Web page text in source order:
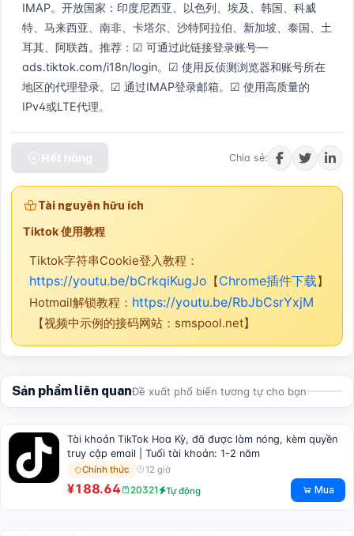
IMAP。开放国家：印度尼西亚、以色列、埃及、韩国、科威
特、马来西亚、南非、卡塔尔、沙特阿拉伯、新加坡、泰国、土
耳其、阿联酋。推荐：☑ 可通过此链接登录账号—
ads.tiktok.com/i18n/login。☑ 使用反侦测浏览器和账号所在
地区的代理登录。☑ 通过IMAP登录邮箱。☑ 使用高质量的
IPv4或LTE代理。
Hết hàng Chia sẻ:
Tài nguyên hữu ích
Tiktok 使用教程
Tiktok字符串Cookie登入教程：
https://youtu.be/bCrkqiKugJo 【Chrome插件下载】
Hotmail解锁教程： https://youtu.be/RbJbCsrYxjM
【视频中示例的接码网站：smspool.net】
Sản phẩm liên quanĐề xuất phổ biến tương tự cho bạn
Tài khoản TikTok Hoa Kỳ, đã được làm nóng, kèm quyền
truy cập email | Tuổi tài khoản: 1-2 năm
Chính thức 12 giờ
¥188.64 20321 Tự động Mua